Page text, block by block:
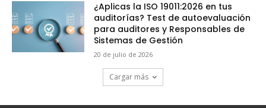
¿Aplicas la ISO 19011:2026 en tus
auditorías? Test de autoevaluación
para auditores y Responsables de
Sistemas de Gestión
20 de julio de 2026
Cargar más